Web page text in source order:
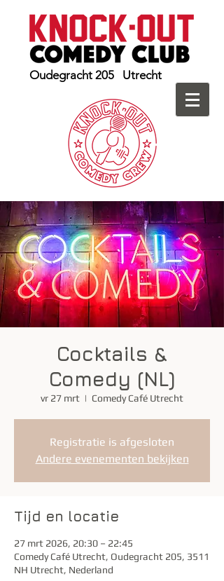
Oudegracht 205 Utrecht
Cocktails &
Comedy (NL)
vr 27 mrt
  |
Comedy Café Utrecht
Registratie is afgesloten
Andere evenementen bekijken
Tijd en locatie
27 mrt 2026, 20:30 – 22:45
Comedy Café Utrecht, Oudegracht 205, 3511
NH Utrecht, Nederland